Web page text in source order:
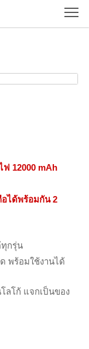
ฟ 12000 mAh
อได้พร้อมกัน 2
ทุกรุ่น
พร้อมใช้งานได้
ลโก้ แจกเป็นของ